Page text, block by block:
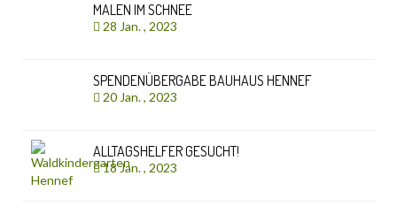
MALEN IM SCHNEE
28 Jan. , 2023
SPENDENÜBERGABE BAUHAUS HENNEF
20 Jan. , 2023
ALLTAGSHELFER GESUCHT!
18 Jan. , 2023